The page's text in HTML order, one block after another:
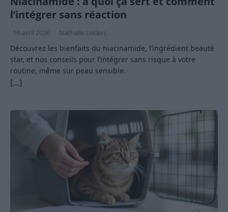
l’intégrer sans réaction
19 avril 2026 Nathalie Leclerc
Découvrez les bienfaits du niacinamide, l’ingrédient beauté
star, et nos conseils pour l’intégrer sans risque à votre
routine, même sur peau sensible.
[…]